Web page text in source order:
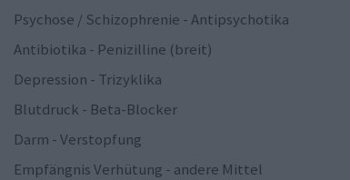
Psychose / Schizophrenie - Antipsychotika
Antibiotika - Penizilline (breit)
Depression - Trizyklika
Blutdruck - Beta-Blocker
Darm - Verstopfung
Empfängnis Verhütung - andere Mittel